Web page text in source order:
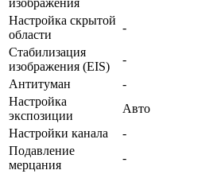
Настройка скрытой
области
-
Стабилизация
изображения (EIS)
-
Антитуман
-
Настройка
экспозиции
Авто
Настройки канала
-
Подавление
мерцания
-